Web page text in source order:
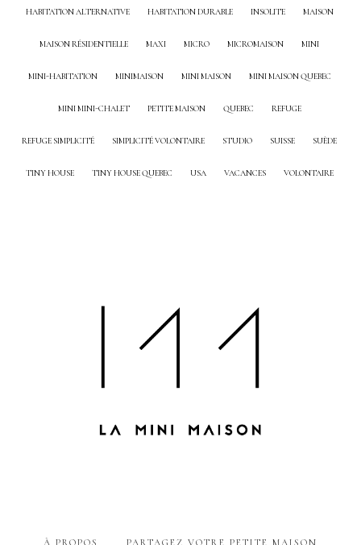
HABITATION ALTERNATIVE HABITATION DURABLE INSOLITE MAISON
MAISON RÉSIDENTIELLE MAXI MICRO MICROMAISON MINI
MINI-HABITATION MINIMAISON MINI MAISON MINI MAISON QUEBEC
MINI MINI-CHALET PETITE MAISON QUEBEC REFUGE
REFUGE SIMPLICITÉ SIMPLICITÉ VOLONTAIRE STUDIO SUISSE SUÈDE
TINY HOUSE TINY HOUSE QUEBEC USA VACANCES VOLONTAIRE